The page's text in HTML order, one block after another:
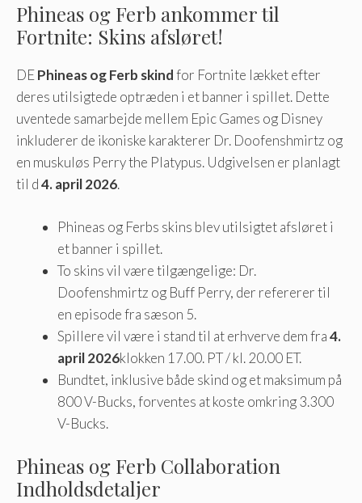
Phineas og Ferb ankommer til
Fortnite: Skins afsløret!
DEPhineas og Ferb skindfor Fortnite lækket efter
deres utilsigtede optræden i et banner i spillet. Dette
uventede samarbejde mellem Epic Games og Disney
inkluderer de ikoniske karakterer Dr. Doofenshmirtz og
en muskuløs Perry the Platypus. Udgivelsen er planlagt
til d4. april 2026.
Phineas og Ferbs skins blev utilsigtet afsløret i
et banner i spillet.
To skins vil være tilgængelige: Dr.
Doofenshmirtz og Buff Perry, der refererer til
en episode fra sæson 5.
Spillere vil være i stand til at erhverve dem fra4.
april 2026klokken 17.00. PT / kl. 20.00 ET.
Bundtet, inklusive både skind og et maksimum på
800 V-Bucks, forventes at koste omkring 3.300
V-Bucks.
Phineas og Ferb Collaboration
Indholdsdetaljer